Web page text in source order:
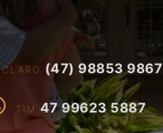
CLARO (47) 98853 9867
TIM 47 99623 5887